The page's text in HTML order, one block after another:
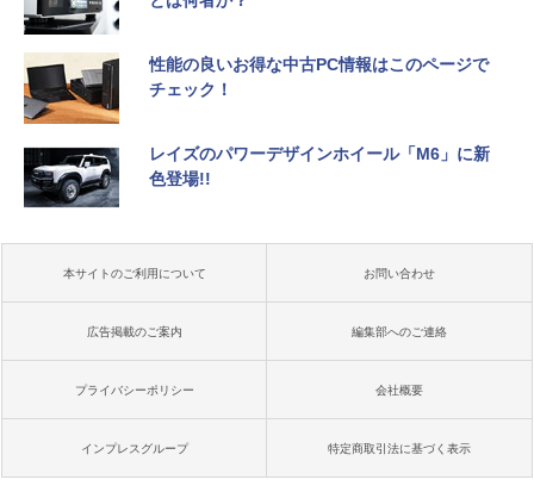
性能の良いお得な中古PC情報はこのページで
チェック！
レイズのパワーデザインホイール「M6」に新
色登場!!
本サイトのご利用について お問い合わせ
広告掲載のご案内 編集部へのご連絡
プライバシーポリシー 会社概要
インプレスグループ 特定商取引法に基づく表示